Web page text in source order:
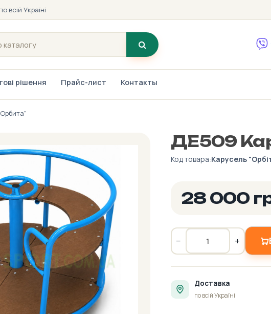
всій Україні
рішення Прайс-лист Контакты
ДЕ509
Код товара:Карусель
28 000
− +
Доставка
по всій Україні